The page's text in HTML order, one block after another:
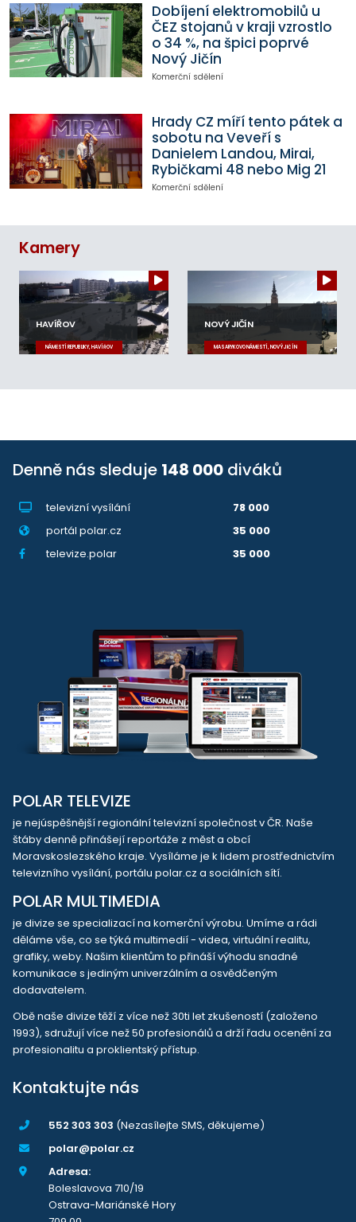
Dobíjení elektromobilů u
ČEZ stojanů v kraji vzrostlo
o 34 %, na špici poprvé
Nový Jičín
Komerční sdělení
Hrady CZ míří tento pátek a
sobotu na Veveří s
Danielem Landou, Mirai,
Rybičkami 48 nebo Mig 21
Komerční sdělení
Kamery
HAVÍŘOV
NÁMĚSTÍ REPUBLIKY, HAVÍŘOV
NOVÝ JIČÍN
MASARYKOVO NÁMĚSTÍ, NOVÝ JIČÍN
Denně nás sleduje 148 000 diváků
televizní vysílání
78 000
portál polar.cz
35 000
televize.polar
35 000
POLAR TELEVIZE
je nejúspěšnější regionální televizní společnost v ČR. Naše
štáby denně přinášejí reportáže z měst a obcí
Moravskoslezského kraje. Vysíláme je k lidem prostřednictvím
televizního vysílání, portálu polar.cz a sociálních sítí.
POLAR MULTIMEDIA
je divize se specializací na komerční výrobu. Umíme a rádi
děláme vše, co se týká multimedií - videa, virtuální realitu,
grafiky, weby. Našim klientům to přináší výhodu snadné
komunikace s jediným univerzálním a osvědčeným
dodavatelem.
Obě naše divize těží z více než 30ti let zkušeností (založeno
1993), sdružují více než 50 profesionálů a drží řadu ocenění za
profesionalitu a proklientský přístup.
Kontaktujte nás
552 303 303 (Nezasílejte SMS, děkujeme)
polar@polar.cz
Adresa:
Boleslavova 710/19
Ostrava-Mariánské Hory